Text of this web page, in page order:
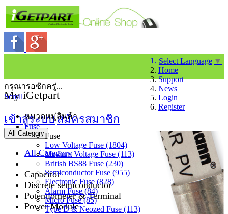
Select Language ▼
Home
Support
News
Login
Register
My iGetpart
เข้าสู่ระบบสมัครสมาชิก
All Category
All Category
Capacitor
Discrete semiconductor
Potentiometer & Terminal
Power Module
กรุณารอซักครู่...
Scroll
หมวดหมู่สินค้า
Fuse
Fuse
Low Voltage Fuse (1804)
Medium Voltage Fuse (113)
British BS88 Fuse (230)
Semiconductor Fuse (955)
Electronic Fuse (828)
Alarm Fuse (84)
Micro Fuse (85)
Type D & Neozed Fuse (113)